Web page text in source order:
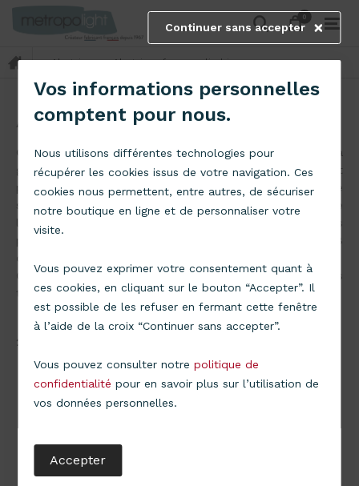
00
Abat-jour keyboard_arrow_right Abat-jour forme cylindrique
ABAT-JOUR CYLINDRIQUE
Certainement la famille la plus contemporaine de de la
gamme desabat-jour. Ces abat-jour s'intègrent
parfaitement dans un milieu actuel, dans son temps. Ce
sont les seuls abat-jour qui peuvent s'utiliser sur un pied de
lampe ET au bout d'un
! Le plus
petit de ces abat-jour mesure 20 cm et le plus grand 48
cm.
Comme dans nos autres gammes d'abat-jour,
vous
trouverez ici un large choix de couleurs et de tailles.
20
Continuer sans accepter
Vos informations personnelles
comptent pour nous.
Nous utilisons différentes technologies pour
récupérer les cookies issus de votre navigation. Ces
cookies nous permettent, entre autres, de sécuriser
notre boutique en ligne et de personnaliser votre
visite.
Vous pouvez exprimer votre consentement quant à
ces cookies, en cliquant sur le bouton “Accepter”. Il
est possible de les refuser en fermant cette fenêtre
à l’aide de la croix “Continuer sans accepter”.
Vous pouvez consulter notrepolitique de
confidentialité pour en savoir plus sur l’utilisation de
vos données personnelles.
Accepter